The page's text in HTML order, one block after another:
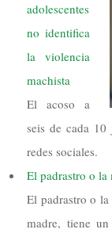
adolescentes
no identifica
la violencia
machista
El acoso a
seis de cada
redes sociales.
El padrastro o
El padrastro o
madre, tiene